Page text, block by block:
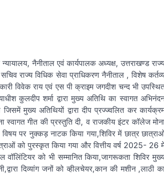
नैनीताल एवं कार्यपालक अध्यक्ष, उत्तराखण्ड
राज्य विधिक सेवा प्राधिकरण नैनीताल , विशेष
विवेक राय एवं एस पी क्राइम जगदीश चन्द भी
कुलदीप शर्मा द्वारा मुख्य अतिथि का स्वागत
मुख्य अतिथियों द्वारा दीप प्रज्ज्वलित कर
स्वागत गीत की प्रस्तुति दी, व राजकीय इंटर कॉलेज
विषय पर नुक्कड़ नाटक किया गया,शिविर में छात्र
को पुरस्कृत किया गया और वित्तीय वर्ष 2025- 26
वॉलिंटियर को भी सम्मानित किया,जागरूकता शिविर
दिव्यांग जनों को व्हीलचेयर,कान की मशीन ,लाठी